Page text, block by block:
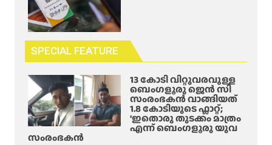
SPECIAL FEATURE
13 കോടി വിറ്റുവരവുള്ള
ബെംഗളൂരു ജെൻ സി
സംരംഭകൻ വാങ്ങിയത്
1.8 കോടിയുടെ ഫ്ലാറ്റ്;
‘ഇതൊരു തുടക്കം മാത്രം
എന്ന് ബെംഗളൂരു യുവ
സംരംഭകൻ